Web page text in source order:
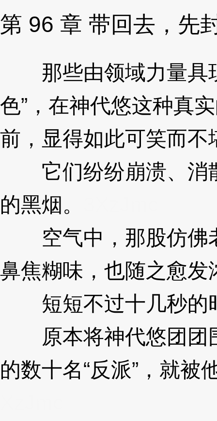
第 96 章 带回去，先
那些由领域力量具
色”，在神代悠这种真
前，显得如此可笑而不
它们纷纷崩溃、消
的黑烟。
空气中，那股仿佛
鼻焦糊味，也随之愈发
短短不过十几秒的
原本将神代悠团团
的数十名“反派”，就被